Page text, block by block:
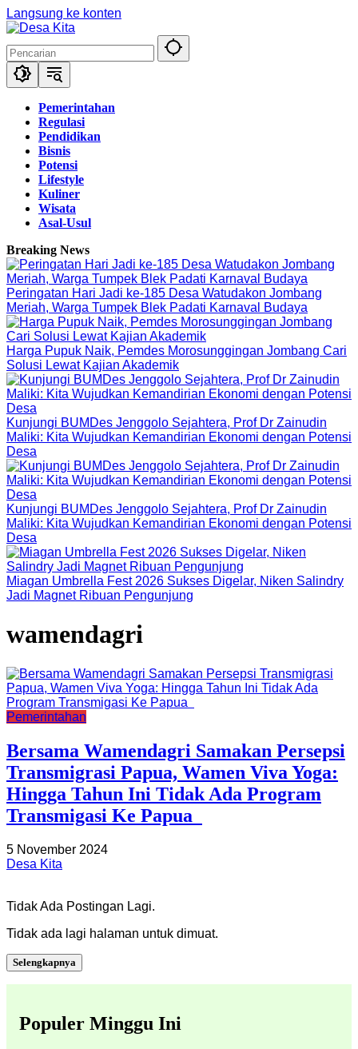
Langsung ke konten
Pemerintahan
Regulasi
Pendidikan
Bisnis
Potensi
Lifestyle
Kuliner
Wisata
Asal-Usul
Breaking News
Peringatan Hari Jadi ke-185 Desa Watudakon Jombang
Meriah, Warga Tumpek Blek Padati Karnaval Budaya
Harga Pupuk Naik, Pemdes Morosunggingan Jombang Cari
Solusi Lewat Kajian Akademik
Kunjungi BUMDes Jenggolo Sejahtera, Prof Dr Zainudin
Maliki: Kita Wujudkan Kemandirian Ekonomi dengan Potensi
Desa
Kunjungi BUMDes Jenggolo Sejahtera, Prof Dr Zainudin
Maliki: Kita Wujudkan Kemandirian Ekonomi dengan Potensi
Desa
Miagan Umbrella Fest 2026 Sukses Digelar, Niken Salindry
Jadi Magnet Ribuan Pengunjung
wamendagri
Pemerintahan
Bersama Wamendagri Samakan Persepsi
Transmigrasi Papua, Wamen Viva Yoga:
Hingga Tahun Ini Tidak Ada Program
Transmigasi Ke Papua
5 November 2024
Desa Kita
Tidak Ada Postingan Lagi.
Tidak ada lagi halaman untuk dimuat.
Selengkapnya
Populer Minggu Ini